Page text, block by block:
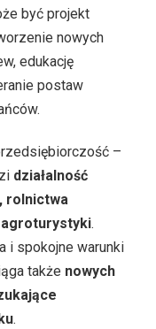
być projekt
nowych
edukację
postaw
–
działalność
rolnictwa
.
i spokojne warunki
także nowych
.